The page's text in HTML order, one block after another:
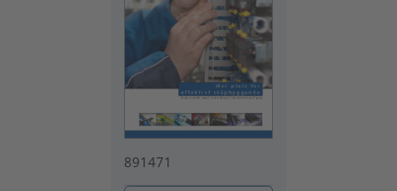
891471